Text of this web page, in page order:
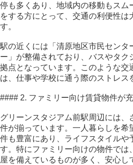
停も多くあり、地域内の移動もスム
をする方にとって、交通の利便性は
す。
駅の近くには「清原地区市民センタ
ー」が整備されており、バスやタク
拠点となっています。このような交
は、仕事や学校に通う際のストレス
#### 2. ファミリー向け賃貸物件が
グリーンスタジアム前駅周辺には、
件が揃っています。一人暮らしを希
件も豊富にあり、ライフスタイルや
す。特にファミリー向けの物件では
屋を備えているものが多く、安心し